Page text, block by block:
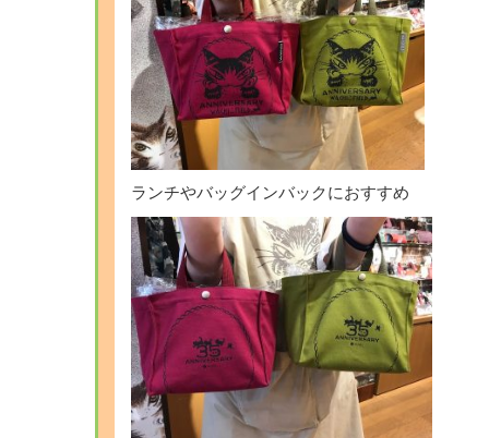
ランチやバッグインバックにおすすめ